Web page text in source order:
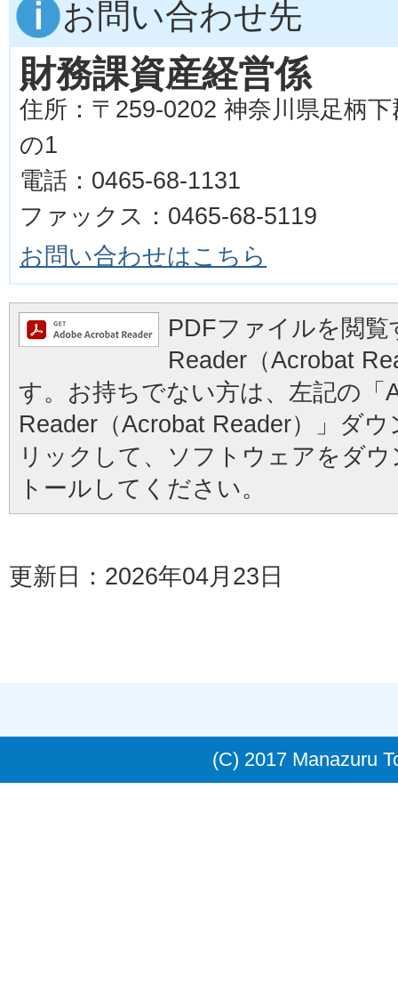
お問い合わせ先
財務課資産経営係
住所：〒259-0202 神奈川県足柄
の1
電話：0465-68-1131
ファックス：0465-68-5119
お問い合わせはこちら
PDFファイルを閲
Reader（Acrobat
す。お持ちでない方は、左記の「
Reader（Acrobat Reader）」ダ
リックして、ソフトウェアをダ
トールしてください。
更新日：2026年04月23日
(C) 2017 Manazuru